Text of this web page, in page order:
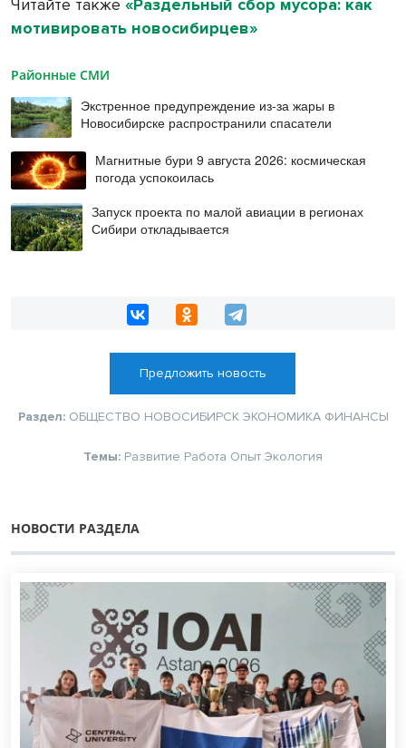
Читайте также «Раздельный сбор мусора: как
мотивировать новосибирцев»
Районные СМИ
Экстренное предупреждение из-за жары в
Новосибирске распространили спасатели
Магнитные бури 9 августа 2026: космическая
погода успокоилась
Запуск проекта по малой авиации в регионах
Сибири откладывается
Предложить новость
Раздел: ОБЩЕСТВО НОВОСИБИРСК ЭКОНОМИКА ФИНАНСЫ
Темы: Развитие Работа Опыт Экология
НОВОСТИ РАЗДЕЛА